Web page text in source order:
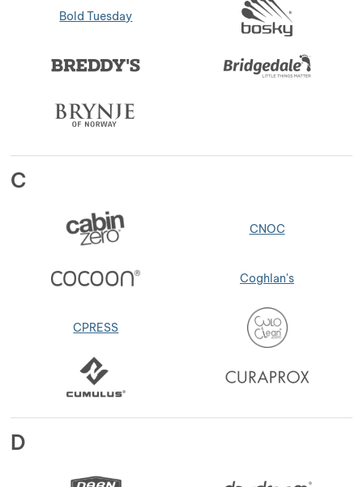
Bold Tuesday
C
CNOC
Coghlan's
CPRESS
D
Zobrazit více
Zobrazit více